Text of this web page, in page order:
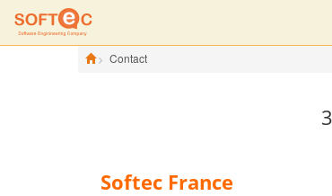
Contact
Softec France